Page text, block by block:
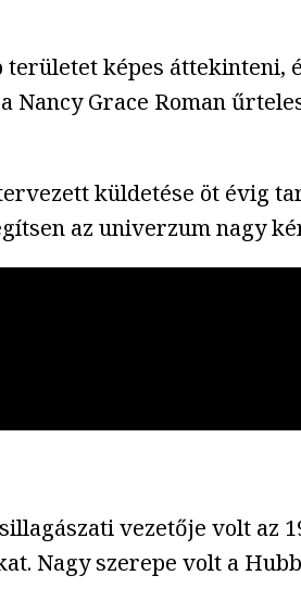
képes áttekinteni,
a Nancy Grace Roman
küldetése öt évig
az univerzum nagy
vezetője volt az
Nagy szerepe volt a